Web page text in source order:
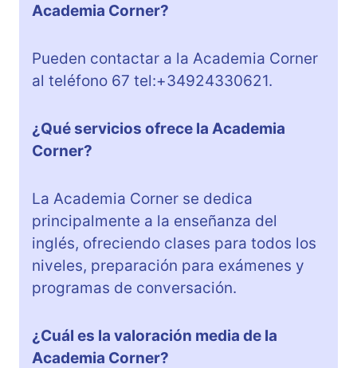
Academia Corner?
Pueden contactar a la Academia Corner
al teléfono 67 tel:+34924330621.
¿Qué servicios ofrece la Academia
Corner?
La Academia Corner se dedica
principalmente a la enseñanza del
inglés, ofreciendo clases para todos los
niveles, preparación para exámenes y
programas de conversación.
¿Cuál es la valoración media de la
Academia Corner?